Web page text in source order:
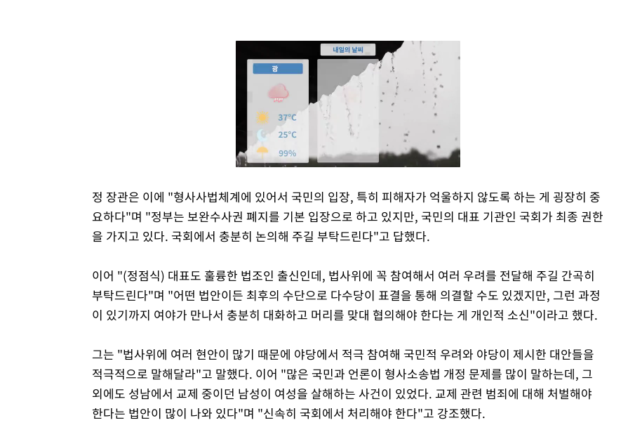
Mute
정 장관은 이에 "형사사법체계에 있어서 국민의 입장, 특히 피해자가 억울하지 않도록 하는 게 굉장히 중
요하다"며 "정부는 보완수사권 폐지를 기본 입장으로 하고 있지만, 국민의 대표 기관인 국회가 최종 권한
을 가지고 있다. 국회에서 충분히 논의해 주길 부탁드린다"고 답했다.
이어 "(정점식) 대표도 훌륭한 법조인 출신인데, 법사위에 꼭 참여해서 여러 우려를 전달해 주길 간곡히
부탁드린다"며 "어떤 법안이든 최후의 수단으로 다수당이 표결을 통해 의결할 수도 있겠지만, 그런 과정
이 있기까지 여야가 만나서 충분히 대화하고 머리를 맞대 협의해야 한다는 게 개인적 소신"이라고 했다.
그는 "법사위에 여러 현안이 많기 때문에 야당에서 적극 참여해 국민적 우려와 야당이 제시한 대안들을
적극적으로 말해달라"고 말했다. 이어 "많은 국민과 언론이 형사소송법 개정 문제를 많이 말하는데, 그
외에도 성남에서 교제 중이던 남성이 여성을 살해하는 사건이 있었다. 교제 관련 범죄에 대해 처벌해야
한다는 법안이 많이 나와 있다"며 "신속히 국회에서 처리해야 한다"고 강조했다.